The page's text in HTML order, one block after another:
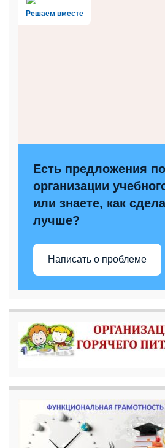
Решаем вместе
Есть предложения по
организации
или знаете, как
лучше?
Написать о проблеме